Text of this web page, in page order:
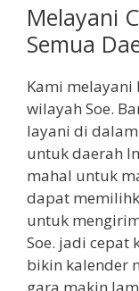
Melayani
Semua
Kami
wilayah Soe.
layani di
untuk daerah
mahal untuk
dapat
untuk
Soe. jadi
bikin kalender
gara makin